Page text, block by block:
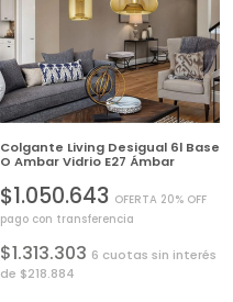
Colgante Living Desigual 6l Base
O Ambar Vidrio E27 Ámbar
$1.050.643 OFERTA 20% OFF
pago con transferencia
$1.313.303 6 cuotas sin interés
de $218.884